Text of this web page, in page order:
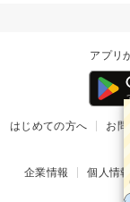
アプリ
はじめての方へ お問
企業情報 個人情